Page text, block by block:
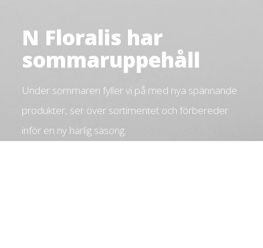
N Floralis har
sommaruppehåll
Under sommaren fyller vi på med nya spännande
produkter, ser över sortimentet och förbereder
inför en ny härlig säsong.